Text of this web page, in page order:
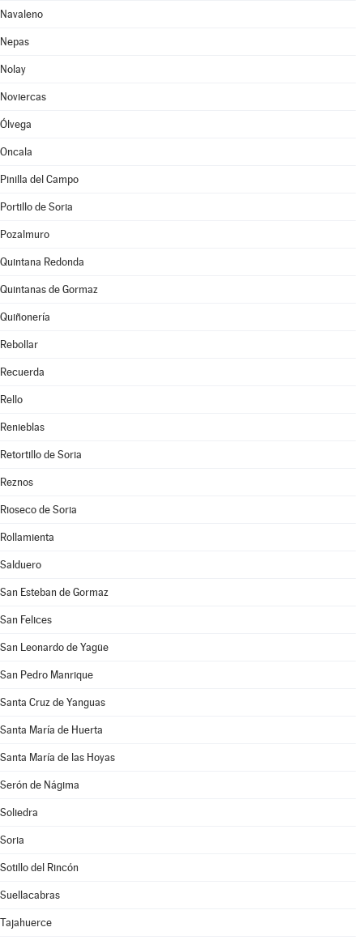
Navaleno
Nepas
Nolay
Noviercas
Ólvega
Oncala
Pinilla del Campo
Portillo de Soria
Pozalmuro
Quintana Redonda
Quintanas de Gormaz
Quiñonería
Rebollar
Recuerda
Rello
Renieblas
Retortillo de Soria
Reznos
Rioseco de Soria
Rollamienta
Salduero
San Esteban de Gormaz
San Felices
San Leonardo de Yagüe
San Pedro Manrique
Santa Cruz de Yanguas
Santa María de Huerta
Santa María de las Hoyas
Serón de Nágima
Soliedra
Soria
Sotillo del Rincón
Suellacabras
Tajahuerce